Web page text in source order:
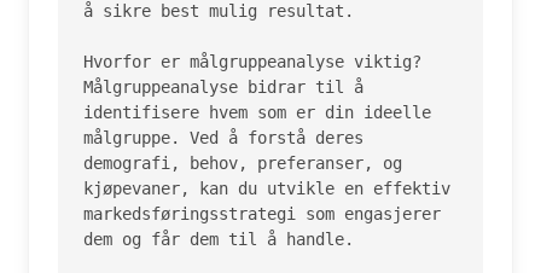
å sikre best mulig resultat.
Hvorfor er målgruppeanalyse viktig?
Målgruppeanalyse bidrar til å
identifisere hvem som er din ideelle
målgruppe. Ved å forstå deres
demografi, behov, preferanser, og
kjøpevaner, kan du utvikle en effektiv
markedsføringsstrategi som engasjerer
dem og får dem til å handle.